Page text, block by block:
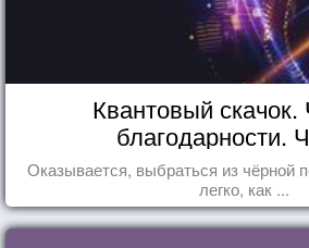
Квантовый скачок.
благодарности.
Оказывается, выбраться из чёрной
легко, как ...